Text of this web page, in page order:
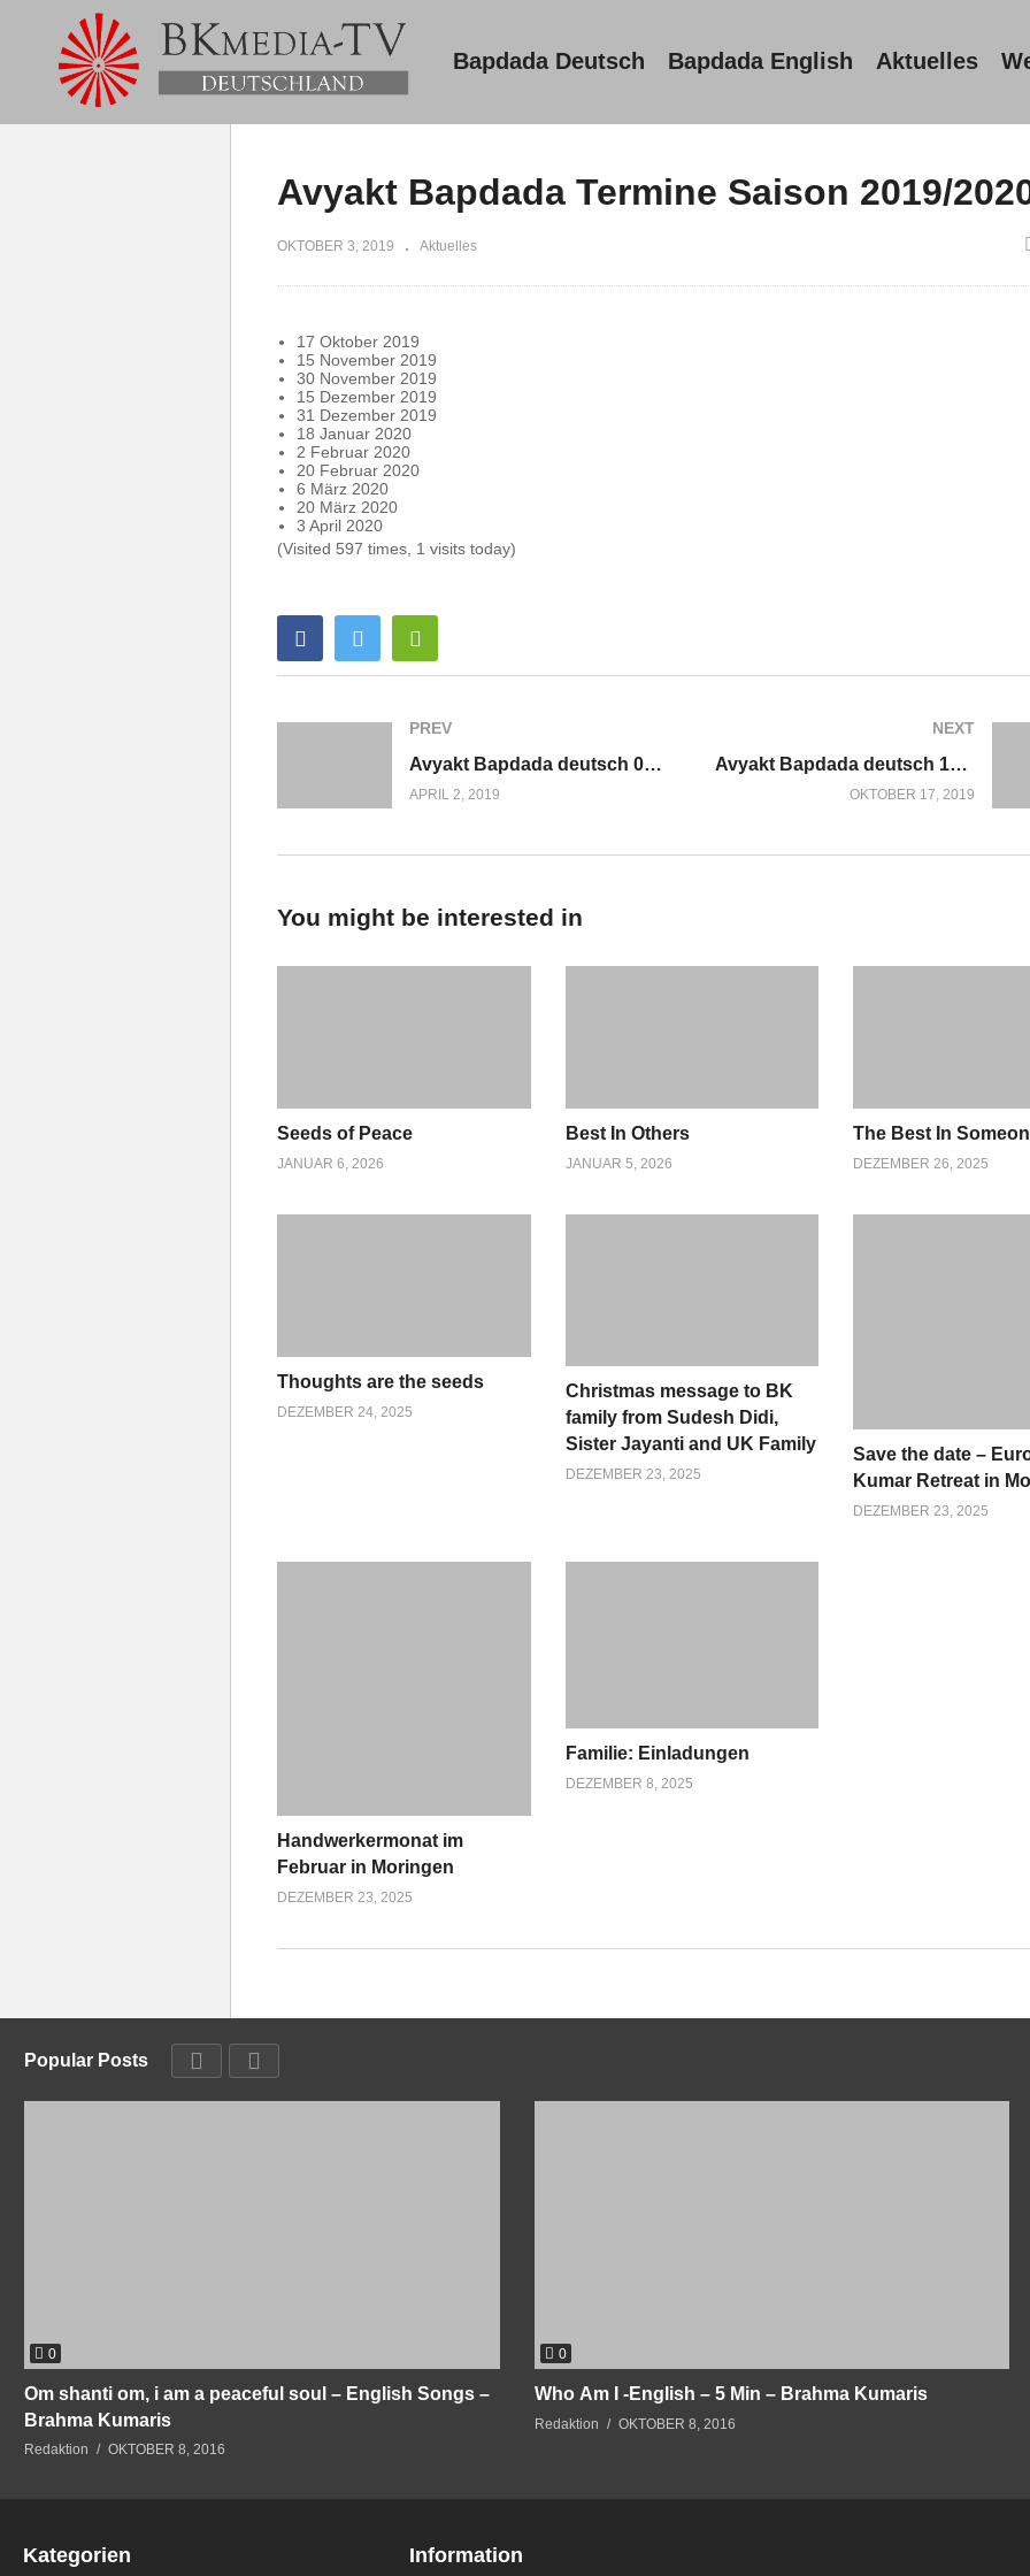
Bapdada Deutsch Bapdada English Aktuelles
Avyakt Bapdada Termine Saison 2019/
OKTOBER 3, 2019 Aktuelles
17 Oktober 2019
15 November 2019
30 November 2019
15 Dezember 2019
31 Dezember 2019
18 Januar 2020
2 Februar 2020
20 Februar 2020
6 März 2020
20 März 2020
3 April 2020
(Visited 597 times, 1 visits today)
PREV
Avyakt Bapdada deutsch 02.04.2019
APRIL 2, 2019
NEXT
Avyakt Bapdada deutsch 17.10.2019
OKTOBER 17, 2019
You might be interested in
Seeds of Peace
JANUAR 6, 2026
Best In Others
JANUAR 5, 2026
The Best In
DEZEMBER 26, 2025
Thoughts are the seeds
DEZEMBER 24, 2025
Christmas message to BK
family from Sudesh Didi,
Sister Jayanti and UK Family
DEZEMBER 23, 2025
Save the date –
Kumar Retreat in
DEZEMBER 23, 2025
Handwerkermonat im
Februar in Moringen
DEZEMBER 23, 2025
Familie: Einladungen
DEZEMBER 8, 2025
Popular Posts
0
Om shanti om, i am a peaceful soul – English Songs –
Brahma Kumaris
Redaktion OKTOBER 8, 2016
0
Who Am I -English – 5 Min – Brahma Kumaris
Redaktion OKTOBER 8, 2016
Kategorien Information